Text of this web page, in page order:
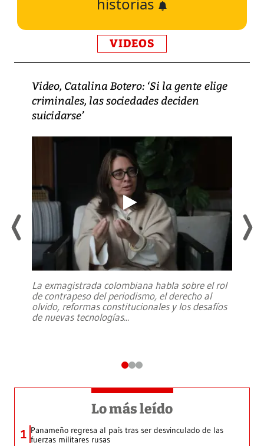
historias
VIDEOS
Video, Catalina Botero: ‘Si la gente elige
criminales, las sociedades deciden
suicidarse’
La exmagistrada colombiana habla sobre el rol
de contrapeso del periodismo, el derecho al
olvido, reformas constitucionales y los desafíos
de nuevas tecnologías...
Lo más leído
1 Panameño regresa al país tras ser desvinculado de las
fuerzas militares rusas